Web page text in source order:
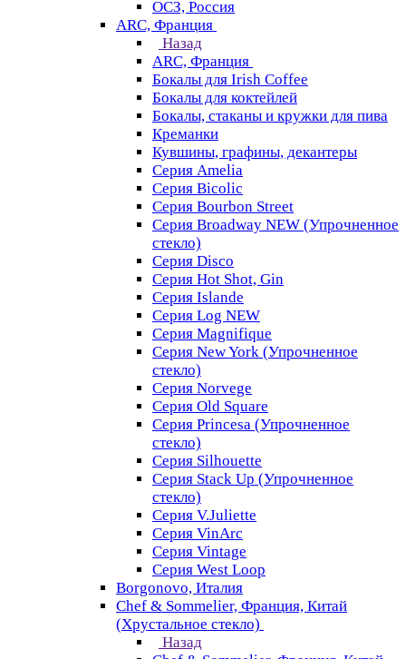
ОСЗ, Россия
ARC, Франция
Назад
ARC, Франция
Бокалы для Irish Coffee
Бокалы для коктейлей
Бокалы, стаканы и кружки для пива
Креманки
Кувшины, графины, декантеры
Серия Amelia
Серия Bicolic
Серия Bourbon Street
Серия Broadway NEW (Упрочненное
стекло)
Серия Disco
Серия Hot Shot, Gin
Серия Islande
Серия Log NEW
Серия Magnifique
Серия New York (Упрочненное
стекло)
Серия Norvege
Серия Old Square
Серия Princesa (Упрочненное
стекло)
Серия Silhouette
Серия Stack Up (Упрочненное
стекло)
Серия V.Juliette
Серия VinArc
Серия Vintage
Серия West Loop
Borgonovo, Италия
Chef & Sommelier, Франция, Китай
(Хрустальное стекло)
Назад